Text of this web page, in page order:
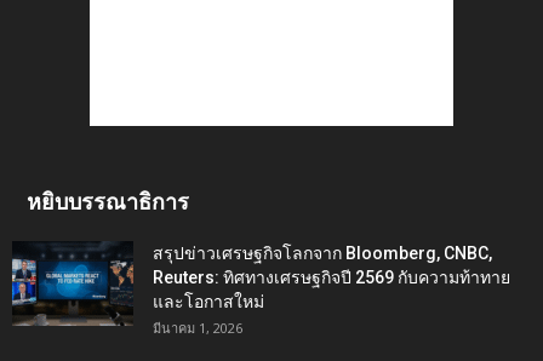
หยิบบรรณาธิการ
สรุปข่าวเศรษฐกิจโลกจาก Bloomberg, CNBC,
Reuters: ทิศทางเศรษฐกิจปี 2569 กับความท้าทาย
และโอกาสใหม่
มีนาคม 1, 2026